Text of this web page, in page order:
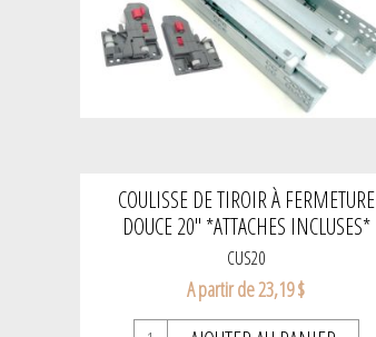
COULISSE DE TIROIR À FERMETURE
DOUCE 20" *ATTACHES INCLUSES*
CUS20
A partir de 23,19 $